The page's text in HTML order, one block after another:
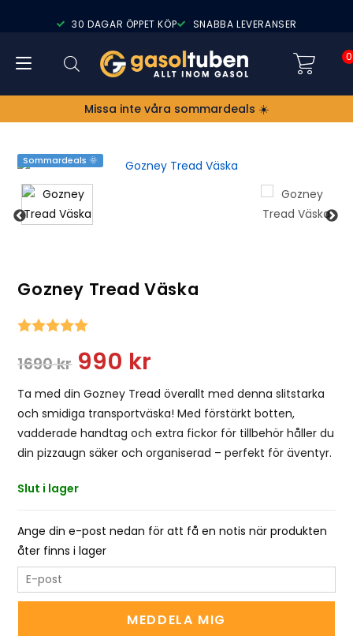
30 DAGAR ÖPPET KÖP SNABBA LEVERANSER
0
Missa inte våra sommardeals ☀️
Sommardeals 🌞
Gozney Tread Väska
1690kr 990 kr
Ta med din Gozney Tread överallt med denna slitstarka
och smidiga transportväska! Med förstärkt botten,
vadderade handtag och extra fickor för tillbehör håller du
din pizzaugn säker och organiserad – perfekt för äventyr.
Slut i lager
Ange din e-post nedan för att få en notis när produkten
åter finns i lager
n
MEDDELA MIG